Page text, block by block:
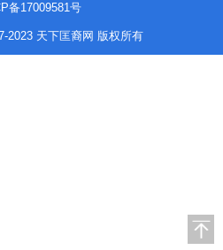
备17009581号
2023 天下匡裔网 版权所有